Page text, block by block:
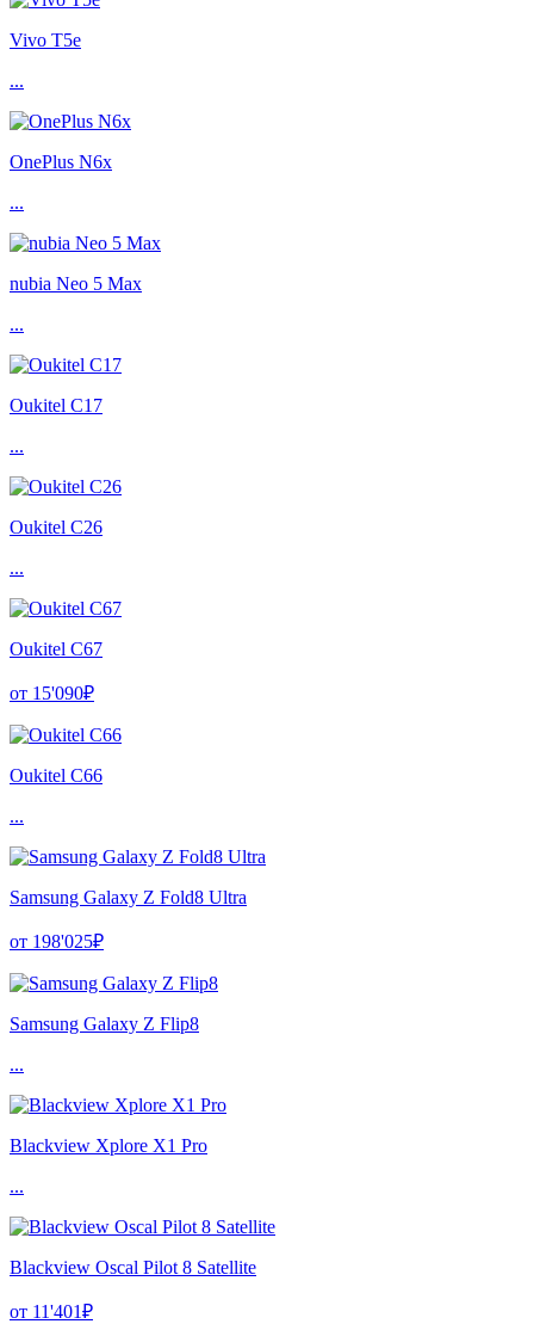
Vivo T5e
...
OnePlus N6x
...
nubia Neo 5 Max
...
Oukitel C17
...
Oukitel C26
...
Oukitel C67
от 15'090₽
Oukitel C66
...
Samsung Galaxy Z Fold8 Ultra
от 198'025₽
Samsung Galaxy Z Flip8
...
Blackview Xplore X1 Pro
...
Blackview Oscal Pilot 8 Satellite
от 11'401₽